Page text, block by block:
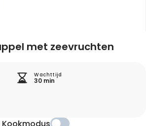
met zeevruchten
Wachttijd
30 min